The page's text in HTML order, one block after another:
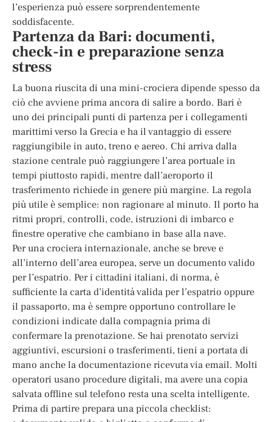
l’esperienza può essere sorprendentemente
soddisfacente.
Partenza da Bari: documenti,
check-in e preparazione senza
stress
La buona riuscita di una mini-crociera dipende spesso da
ciò che avviene prima ancora di salire a bordo. Bari è
uno dei principali punti di partenza per i collegamenti
marittimi verso la Grecia e ha il vantaggio di essere
raggiungibile in auto, treno e aereo. Chi arriva dalla
stazione centrale può raggiungere l’area portuale in
tempi piuttosto rapidi, mentre dall’aeroporto il
trasferimento richiede in genere più margine. La regola
più utile è semplice: non ragionare al minuto. Il porto ha
ritmi propri, controlli, code, istruzioni di imbarco e
finestre operative che cambiano in base alla nave.
Per una crociera internazionale, anche se breve e
all’interno dell’area europea, serve un documento valido
per l’espatrio. Per i cittadini italiani, di norma, è
sufficiente la carta d’identità valida per l’espatrio oppure
il passaporto, ma è sempre opportuno controllare le
condizioni indicate dalla compagnia prima di
confermare la prenotazione. Se hai prenotato servizi
aggiuntivi, escursioni o trasferimenti, tieni a portata di
mano anche la documentazione ricevuta via email. Molti
operatori usano procedure digitali, ma avere una copia
salvata offline sul telefono resta una scelta intelligente.
Prima di partire prepara una piccola checklist: